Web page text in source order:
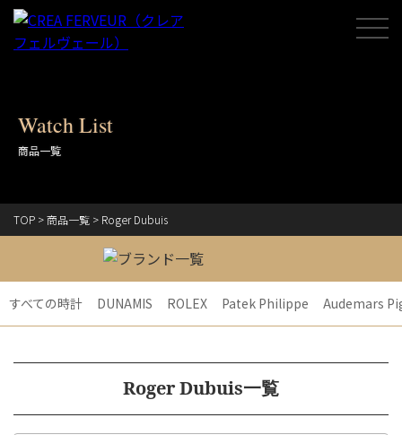
Watch List
商品一覧
TOP >商品一覧 > Roger Dubuis
すべての時計 DUNAMIS ROLEX Patek Philippe Audemars
Roger Dubuis一覧